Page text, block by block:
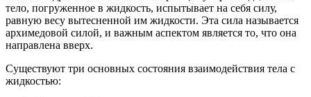
тело, погруженное в жидкость, испытывает на себя силу,
равную весу вытесненной им жидкости. Эта сила называется
архимедовой силой, и важным аспектом является то, что она
направлена вверх.
Существуют три основных состояния взаимодействия тела с
жидкостью: